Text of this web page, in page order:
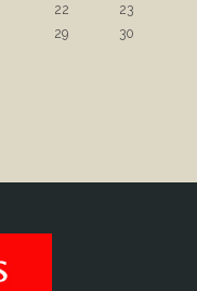
22
23
29
30